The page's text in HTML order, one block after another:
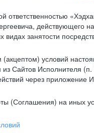
ответственностью
действующего
видах занятости
условий
из Сайтов Исполнителя
через приложение
(Соглашения) на иных